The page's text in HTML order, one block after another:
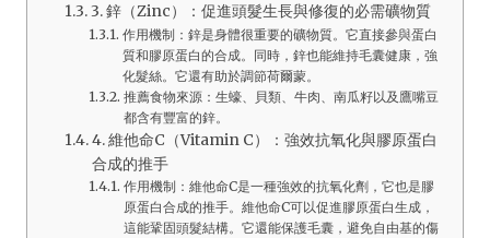
3. 鋅（Zinc）：促進頭髮生長與修復的必需礦物質
作用機制：鋅是身體很重要的礦物質。它直接參與蛋白
質和膠原蛋白的合成。同時，鋅也能維持毛囊健康，強
化髮絲。它還有助於調節荷爾蒙。
推薦食物來源：生蠔、貝類、牛肉、南瓜籽以及鷹嘴豆
都含有豐富的鋅。
4. 維他命C（Vitamin C）：強效抗氧化與膠原蛋白
合成的推手
作用機制：維他命C是一種強效的抗氧化劑，它也是膠
原蛋白合成的推手。維他命C可以促進膠原蛋白生成，
這能鞏固頭髮結構。它還能保護毛囊，避免自由基的傷